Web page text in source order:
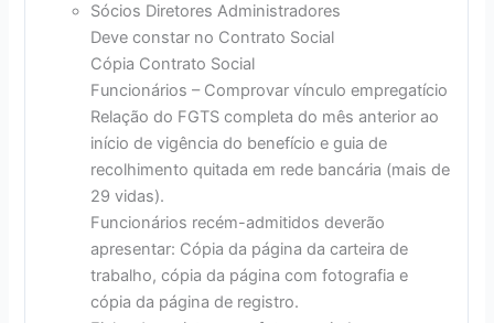
Sócios Diretores Administradores
Deve constar no Contrato Social
Cópia Contrato Social
Funcionários – Comprovar vínculo empregatício
Relação do FGTS completa do mês anterior ao
início de vigência do benefício e guia de
recolhimento quitada em rede bancária (mais de
29 vidas).
Funcionários recém-admitidos deverão
apresentar: Cópia da página da carteira de
trabalho, cópia da página com fotografia e
cópia da página de registro.